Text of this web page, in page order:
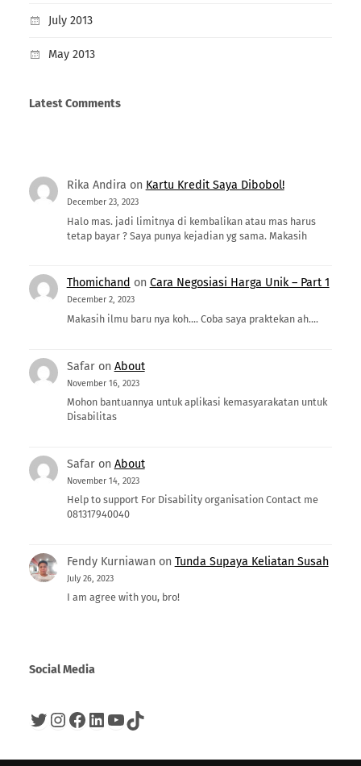
July 2013
May 2013
Latest Comments
Rika Andira on Kartu Kredit Saya Dibobol!
December 23, 2023
Halo mas. jadi limitnya di kembalikan atau mas harus
tetap bayar ? Saya punya kejadian yg sama. Makasih
Thomichand on Cara Negosiasi Harga Unik – Part 1
December 2, 2023
Makasih ilmu baru nya koh.... Coba saya praktekan ah....
Safaron About
November 16, 2023
Mohon bantuannya untuk aplikasi kemasyarakatan untuk
Disabilitas
Safaron About
November 14, 2023
Help to support For Disability organisation Contact me
081317940040
Fendy Kurniawanon Tunda Supaya Keliatan Susah
July 26, 2023
I am agree with you, bro!
Social Media
Twitter
Instagram
Facebook
LinkedIn
YouTube
TikTok